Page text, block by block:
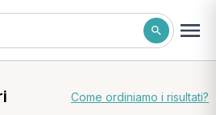
Come ordiniamo i risultati?